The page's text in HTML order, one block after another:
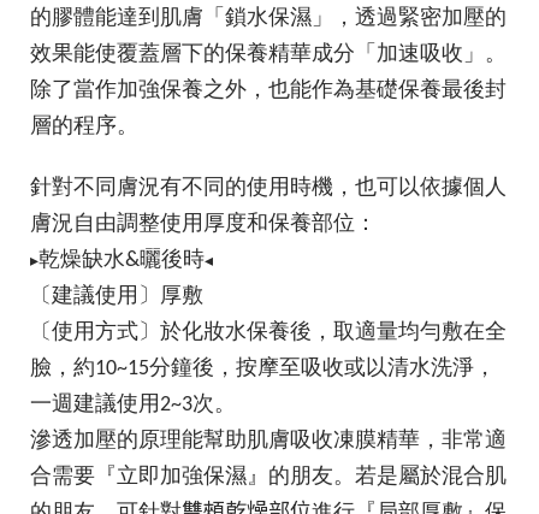
的膠體能達到肌膚「鎖水保濕」，透過緊密加壓的
效果能使覆蓋層下的保養精華成分「加速吸收」。
除了當作加強保養之外，也能作為基礎保養最後封
層的程序。
針對不同膚況有不同的使用時機，也可以依據個人
膚況自由調整使用厚度和保養部位：
▸乾燥缺水&曬後時◂
〔建議使用〕厚敷
〔使用方式〕於化妝水保養後，取適量均勻敷在全
臉，約10~15分鐘後，按摩至吸收或以清水洗淨，
一週建議使用2~3次。
滲透加壓的原理能幫助肌膚吸收凍膜精華，非常適
合需要『立即加強保濕』的朋友。若是屬於混合肌